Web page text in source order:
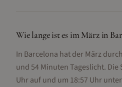
Wie lange ist es im März in
In Barcelona hat der März
und 54 Minuten Tageslicht. Die
Uhr auf und um 18:57 Uhr